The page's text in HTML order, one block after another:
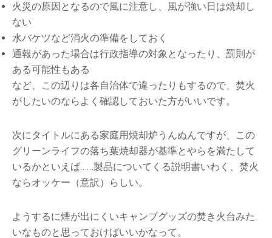
火災の原因となるので風に注意し、風が強い日は焼却し
ない
水バケツなど消火の準備をしておく
通報があった場合は行政指導の対象となったり、罰則が
ある可能性もある
など、この辺りは各自治体で違ったりもするので、焚火
がしたいのならよく確認しておいた方がいいです。
次にタイトルにある家庭用焼却炉うんぬんですが、この
グリーンライフの落ち葉焼却器が基準とやらを満たして
いるかといえば……製品についてくる説明書いわく、焚火
ならオッケー（意訳）らしい。
ようするに煙が出にくいキャンプグッズの焚き火台みた
いなものと思っておけばいいかなって。